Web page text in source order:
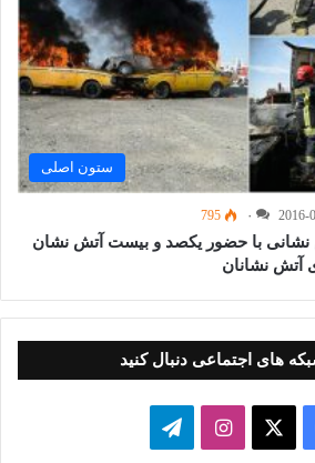
ستون اصلی
2016- ۰ 795
نشانی با حضور یکصد و بیست آتش نشان
آتش نشانان
های اجتماعی دنبال کنید
فیسبوک ایکساینستاگرامتلگرام